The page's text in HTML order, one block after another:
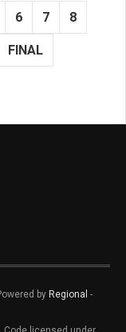
6 7 8
FINAL
by Regional -